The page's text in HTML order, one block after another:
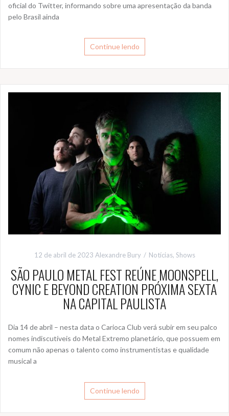
oficial do Twitter, informando sobre uma apresentação da banda
pelo Brasil ainda
Continue lendo
12 de abril de 2023 Alexandre Bury Notícias, Shows
SÃO PAULO METAL FEST REÚNE MOONSPELL,
CYNIC E BEYOND CREATION PRÓXIMA SEXTA
NA CAPITAL PAULISTA
Dia 14 de abril – nesta data o Carioca Club verá subir em seu palco
nomes indiscutíveis do Metal Extremo planetário, que possuem em
comum não apenas o talento como instrumentistas e qualidade
musical a
Continue lendo